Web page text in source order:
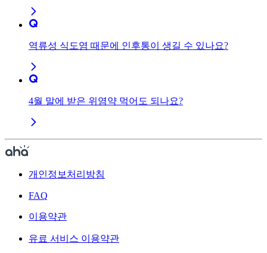
역류성 식도염 때문에 인후통이 생길 수 있나요?
4월 말에 받은 위염약 먹어도 되나요?
개인정보처리방침
FAQ
이용약관
유료 서비스 이용약관